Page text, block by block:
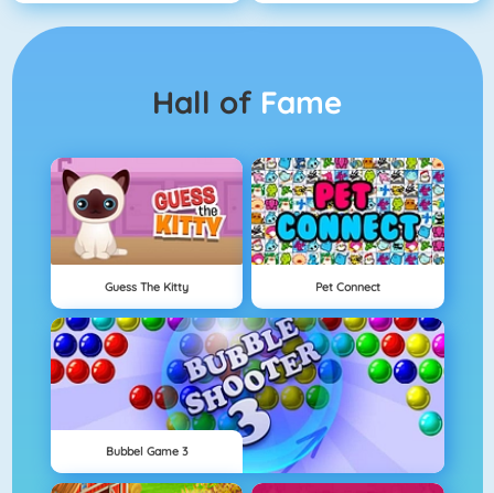
Hall of Fame
Guess The Kitty Pet Connect
Bubbel Game 3